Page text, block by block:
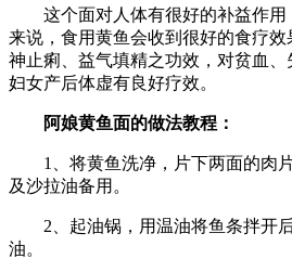
这个面对人体有很好的补益作用
来说，食用黄鱼会收到很好的食疗
神止痢、益气填精之功效，对贫血、
妇女产后体虚有良好疗效。
阿娘黄鱼面的做法教程：
1、将黄鱼洗净，片下两面的肉片
及沙拉油备用。
2、起油锅，用温油将鱼条拌开后
油。